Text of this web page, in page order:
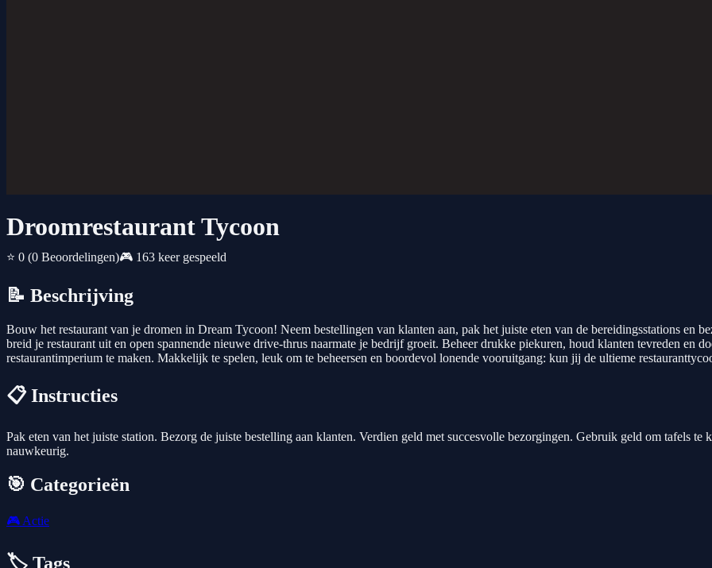
Droomrestaurant Tycoon
⭐ 0 (0 Beoordelingen)🎮 163 keer gespeeld
📝 Beschrijving
Bouw het restaurant van je dromen in Dream Tycoon! Neem bestellingen van klanten aan, pak het juiste eten van de bereidingsstations en
breid je restaurant uit en open spannende nieuwe drive-thrus naarmate je bedrijf groeit. Beheer drukke piekuren, houd klanten tevreden en
restaurantimperium te maken. Makkelijk te spelen, leuk om te beheersen en boordevol lonende vooruitgang: kun jij de ultieme
📋 Instructies
Pak eten van het juiste station. Bezorg de juiste bestelling aan klanten. Verdien geld met succesvolle bezorgingen. Gebruik geld om tafels
nauwkeurig.
🎯 Categorieën
🎮 Actie
🏷️ Tags